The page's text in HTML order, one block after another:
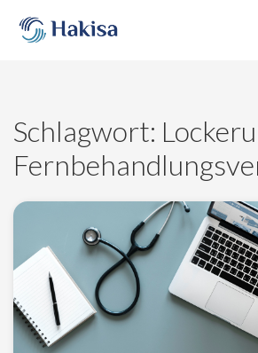
content
Schlagwort: